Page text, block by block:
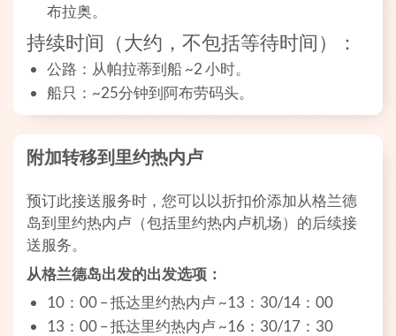
布拉奥。
持续时间（大约，不包括等待时间）：
公路：从帕拉蒂到船 ~2 小时。
船只：~25分钟到阿布劳码头。
附加转移到里约热内卢
预订此接送服务时，您可以以折扣价添加从格兰德
岛到里约热内卢（包括里约热内卢机场）的后续接
送服务。
从格兰德岛出发的出发选项：
10：00 – 抵达里约热内卢 ~13：30/14：00
13：00 – 抵达里约热内卢 ~16：30/17：30